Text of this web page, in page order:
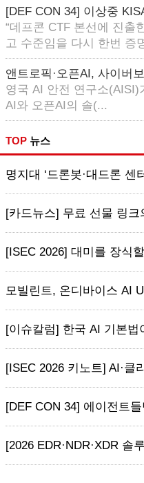
[DEF CON 34] 이상중
“데프콘 CTF 본선에 진출
고 수준임을 다시 한번 증
앤트로픽·오픈AI, 사이버
영국 AI 안전 연구소
AI와 오픈AI의 솔(...
TOP 뉴스
명지대 ‘드론봇·대드론 센
[카드뉴스] 무료 선물 링
[ISEC 2026] 대미를 장식
모빌린트, 온디바이스 AI
[이슈칼럼] 한국 AI 기본
[ISEC 2026 키노트] AI·클
[DEF CON 34] 에이전트
[2026 EDR·NDR·XDR 솔